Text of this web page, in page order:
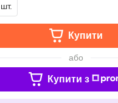
Купити
або
Купити з